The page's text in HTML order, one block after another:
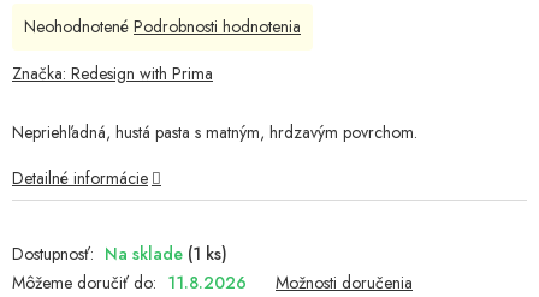
Na sklade (1 ks)
Môžeme doručiť do: 11.8.2026 Možnosti doručenia
Nepriehľadná, hustá pasta s matným, hrdzavým povrchom.
Detailné informácie
Priemerné
produktu
z
hviezdičiek.
Neohodnotené Podrobnosti hodnotenia
Značka: Redesign with Prima